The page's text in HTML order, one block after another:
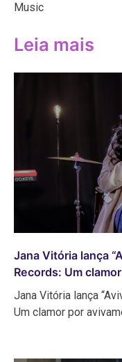
Music
Leia mais
Jana Vitória lança
Records: Um
Jana Vitória lança
Um clamor por